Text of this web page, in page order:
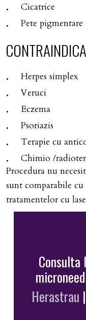
Cicatrice
Pete pigmentare
Herpes simplex
Veruci
Eczema
Psoriazis
Terapie cu
Chimio /
Procedura nu
sunt comparabile
tratamentelor cu
Herastrau |